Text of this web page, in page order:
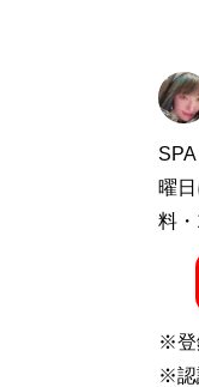
元
シ
ビ
X
曜
料・
※登
※認